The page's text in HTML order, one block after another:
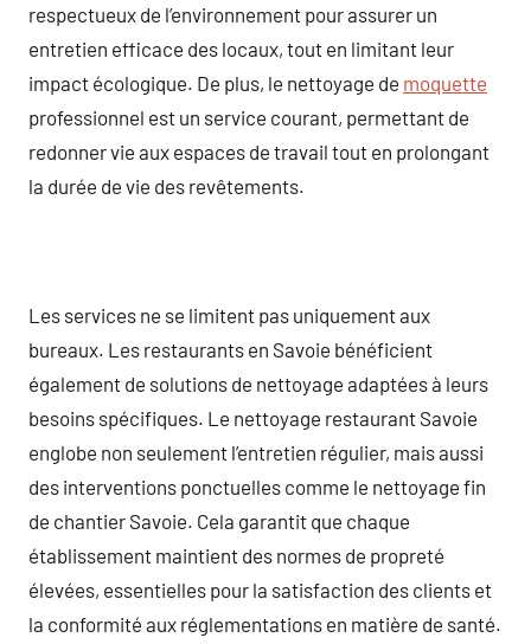
respectueux de l’environnement pour assurer un
entretien efficace des locaux, tout en limitant leur
impact écologique. De plus, le nettoyage de moquette
professionnel est un service courant, permettant de
redonner vie aux espaces de travail tout en prolongant
la durée de vie des revêtements.
Les services ne se limitent pas uniquement aux
bureaux. Les restaurants en Savoie bénéficient
également de solutions de nettoyage adaptées à leurs
besoins spécifiques. Le nettoyage restaurant Savoie
englobe non seulement l’entretien régulier, mais aussi
des interventions ponctuelles comme le nettoyage fin
de chantier Savoie. Cela garantit que chaque
établissement maintient des normes de propreté
élevées, essentielles pour la satisfaction des clients et
la conformité aux réglementations en matière de santé.